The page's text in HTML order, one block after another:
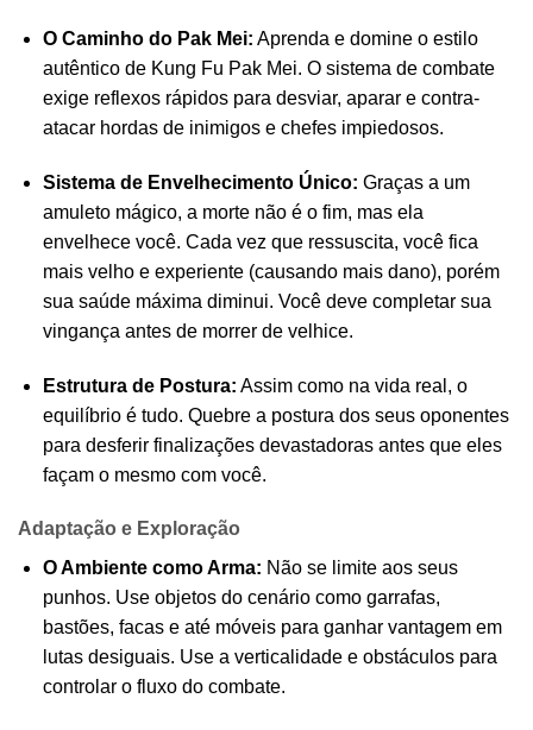
O Caminho do Pak Mei: Aprenda e domine o estilo
autêntico de Kung Fu Pak Mei. O sistema de combate
exige reflexos rápidos para desviar, aparar e contra-
atacar hordas de inimigos e chefes impiedosos.
Sistema de Envelhecimento Único: Graças a um
amuleto mágico, a morte não é o fim, mas ela
envelhece você. Cada vez que ressuscita, você fica
mais velho e experiente (causando mais dano), porém
sua saúde máxima diminui. Você deve completar sua
vingança antes de morrer de velhice.
Estrutura de Postura: Assim como na vida real, o
equilíbrio é tudo. Quebre a postura dos seus oponentes
para desferir finalizações devastadoras antes que eles
façam o mesmo com você.
Adaptação e Exploração
O Ambiente como Arma: Não se limite aos seus
punhos. Use objetos do cenário como garrafas,
bastões, facas e até móveis para ganhar vantagem em
lutas desiguais. Use a verticalidade e obstáculos para
controlar o fluxo do combate.